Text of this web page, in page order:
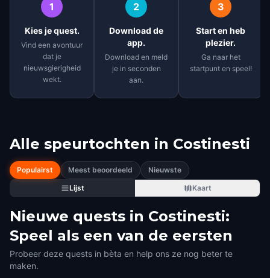
1
Kies je quest.
Vind een avontuur
dat je
nieuwsgierigheid
wekt.
2
Download de
app.
Download en meld
je in seconden
aan.
3
Start en heb
plezier.
Ga naar het
startpunt en speel!
Alle speurtochten in Costinesti
Populairst Meest beoordeeld
Nieuwste
Lijst
Kaart
Nieuwe quests in Costinesti:
Speel als een van de eersten
Probeer deze quests in bèta en help ons ze nog beter te
maken.